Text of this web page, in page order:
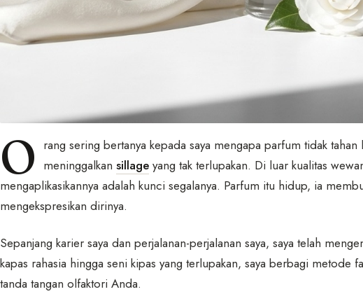
O rang sering bertanya kepada saya mengapa parfum tidak
meninggalkan sillageyang tak terlupakan. Di luar kualitas
mengaplikasikannya adalah kunci segalanya. Parfum itu hidup, ia
mengekspresikan dirinya.
Sepanjang karier saya dan perjalanan-perjalanan saya, saya telah
kapas rahasia hingga seni kipas yang terlupakan, saya berbagi metode
tanda tangan olfaktori Anda.